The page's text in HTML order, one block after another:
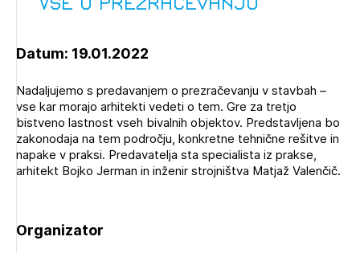
Praksa
O ZAPS
Prijavite se s svojim ZAPS uporabniškim imenom in geslom.
Datum: 19.01.2022
Nadaljujemo s predavanjem o prezračevanju v stavbah –
vse kar morajo arhitekti vedeti o tem. Gre za tretjo
bistveno lastnost vseh bivalnih objektov. Predstavljena bo
zakonodaja na tem področju, konkretne tehnične rešitve in
napake v praksi. Predavatelja sta specialista iz prakse,
arhitekt Bojko Jerman in inženir strojništva Matjaž Valenčič.
Organizator
Vse o prezračevanju (prostih mest - 0)
Ostanite na tekočem z novicami in se naročite na
Novičnike vam bomo pošiljali na vaš elektronski naslov.
Mesečni novičnik
Novičnik izobraževanj
Tedenski novičnik javnih naročil